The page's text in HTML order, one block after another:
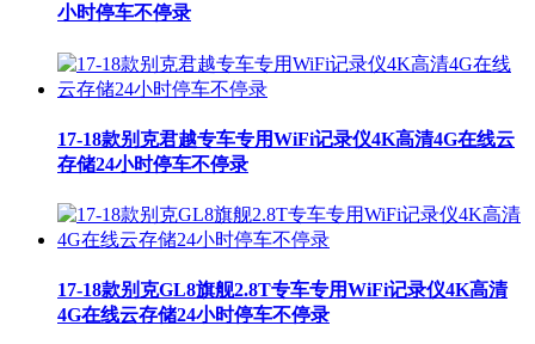
小时停车不停录
17-18款别克君越专车专用WiFi记录仪4K高清4G在线云
存储24小时停车不停录
17-18款别克GL8旗舰2.8T专车专用WiFi记录仪4K高清
4G在线云存储24小时停车不停录